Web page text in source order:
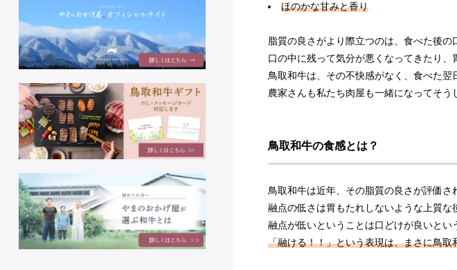
ほのかな甘みと香り
脂質の良さがより際立つのは、食べた後の
口の中に残って気分が悪くなってきたり、
鳥取和牛は、その不快感がなく、食べた翌
農家さんも私たち肉屋も一緒になってそう
鳥取和牛の食感とは？
鳥取和牛は近年、その脂質の良さが評価さ
融点の低さは胃もたれしないような上質な
融点が低いということは口どけが良いとい
「融ける！！」という表現は、まさに鳥取